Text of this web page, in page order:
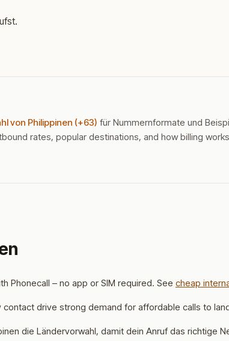
von Philippinen (+63) für Nummernformate und
rates, popular destinations, and how billing
Phonecall – no app or SIM required. See cheap
drive strong demand for affordable calls to
die Ländervorwahl, damit dein Anruf das richtige